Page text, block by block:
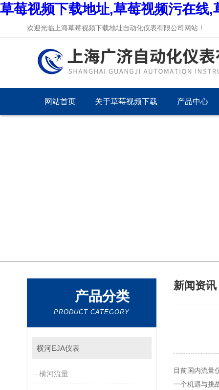
草莓视频下载地址,草莓视频污在线
欢迎光临上海草莓视频下载地址自动化仪表有限公司网站！
网站首页 关于草莓视频下载 产品中心
产品分类
PRODUCT CATEGORY
横河EJA仪表
横河流量
新闻资讯
目前国内流量仪
一个机遇与挑战